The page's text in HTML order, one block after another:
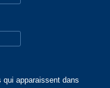
apparaissent dans